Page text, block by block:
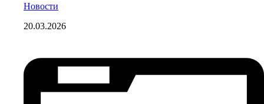
Новости
20.03.2026